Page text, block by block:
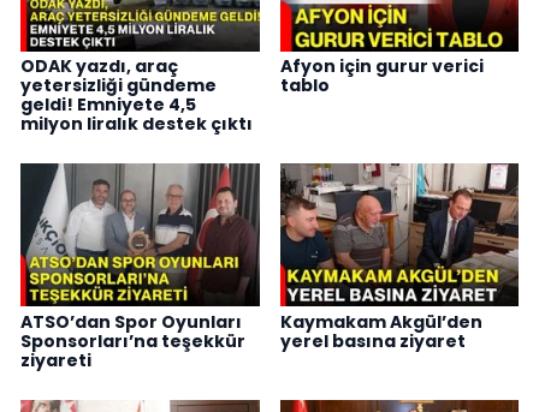
ODAK yazdı, araç
yetersizliği gündeme
geldi! Emniyete 4,5
milyon liralık destek çıktı
Afyon için gurur verici
tablo
ATSO’dan Spor Oyunları
Sponsorları’na teşekkür
ziyareti
Kaymakam Akgül’den
yerel basına ziyaret